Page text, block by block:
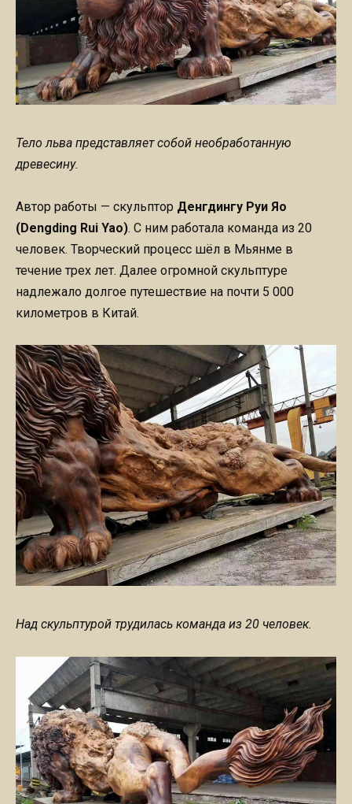
Тело льва представляет собой необработанную
древесину.
Автор работы — скульптор Денгдингу Руи Яо
(Dengding Rui Yao). С ним работала команда из 20
человек. Творческий процесс шёл в Мьянме в
течение трех лет. Далее огромной скульптуре
надлежало долгое путешествие на почти 5 000
километров в Китай.
Над скульптурой трудилась команда из 20 человек.